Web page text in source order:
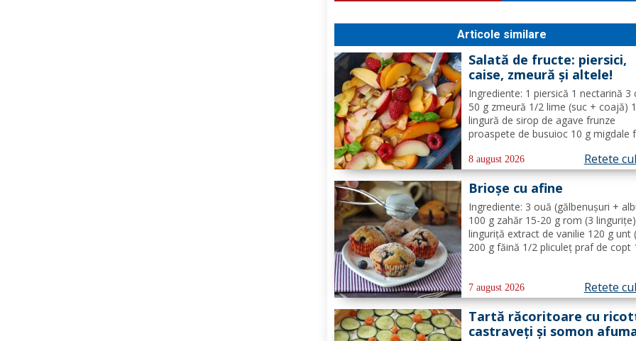
Articole similare
Salată de fructe: piersici,
caise, zmeură și altele!
Ingrediente: 1 piersică 1 nectarină 3
50 g zmeură 1/2 lime (suc + coajă) 1
lingură de sirop de agave frunze
proaspete de busuioc 10 g migdale
de utilizare. Se taie piersicile,
și caisele în felii subțiri. Stoarceți
și...
8 august 2026 Retete
Brioșe cu afine
Ingrediente: 3 ouă (gălbenușuri +
100 g zahăr 15-20 g rom (3
linguriță extract de vanilie 120 g unt
200 g făină 1/2 pliculeț praf de copt
Se adaugă untul topit, făina și praful
7 august 2026 Retete
Tartă răcoritoare cu
castraveți și somon